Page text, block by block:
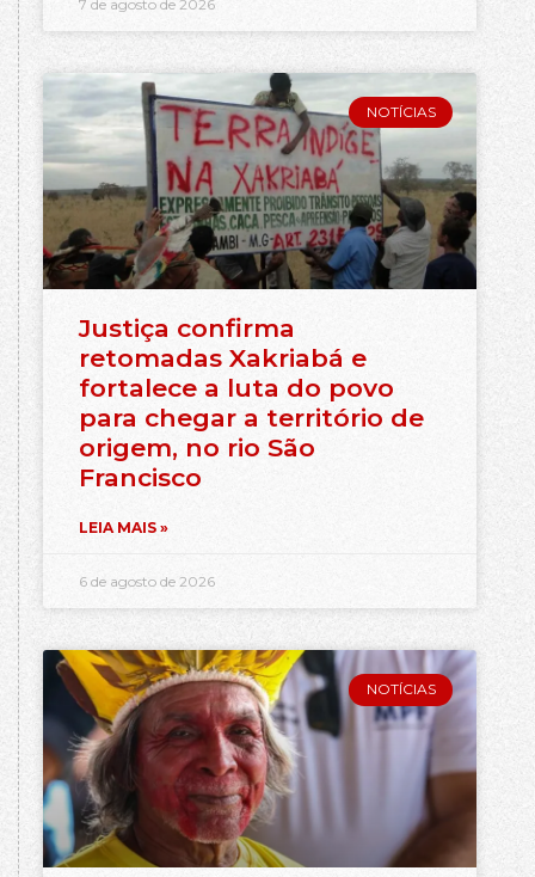
7 de agosto de 2026
NOTÍCIAS
Justiça confirma
retomadas Xakriabá e
fortalece a luta do povo
para chegar a território de
origem, no rio São
Francisco
LEIA MAIS »
6 de agosto de 2026
NOTÍCIAS